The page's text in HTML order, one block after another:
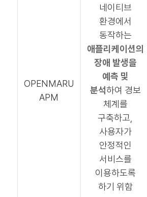
OPENMARU
APM
네이티브
환경에서
동작하는
애플리케이션의
장애 발생을
예측 및
분석하여 경보
체계를
구축하고,
사용자가
안정적인
서비스를
이용하도록
하기 위함